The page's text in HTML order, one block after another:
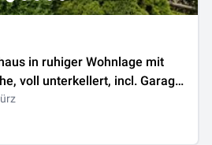
in ruhiger Wohnlage mit
voll unterkellert, incl. Garage